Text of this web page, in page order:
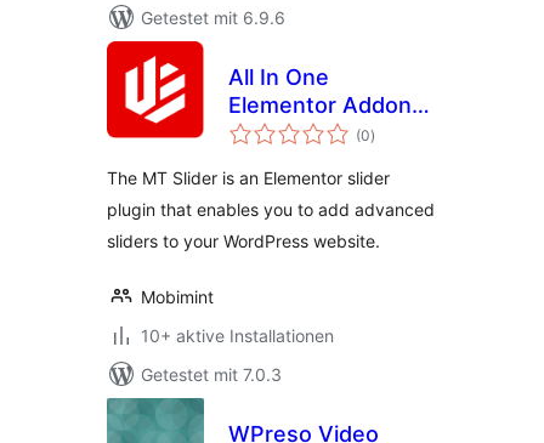
Getestet mit 6.9.6
All In One
Elementor Addon
Slider
(0Bewertungen
insgesamt
)
The MT Slider is an Elementor slider
plugin that enables you to add advanced
sliders to your WordPress website.
Mobimint
10+ aktive Installationen
Getestet mit 7.0.3
WPreso Video